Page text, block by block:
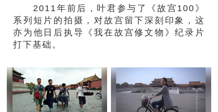
2011年前后，叶君参与了《故宫100》
系列短片的拍摄，对故宫留下深刻印象，这
亦为他日后执导《我在故宫修文物》纪录片
打下基础。